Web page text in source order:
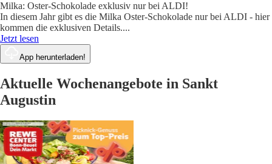
Milka: Oster-Schokolade exklusiv nur bei ALDI!
In diesem Jahr gibt es die Milka Oster-Schokolade nur bei ALDI - hier
kommen die exklusiven Details....
Jetzt lesen
App herunterladen!
Aktuelle Wochenangebote in Sankt
Augustin